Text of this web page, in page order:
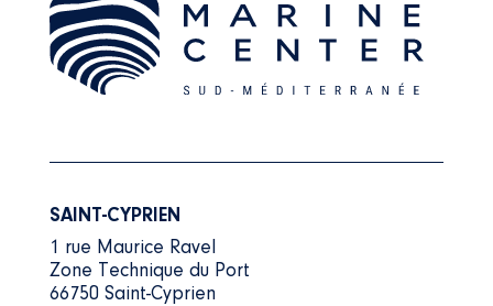
SAINT-CYPRIEN
1 rue Maurice Ravel
Zone Technique du Port
66750 Saint-Cyprien